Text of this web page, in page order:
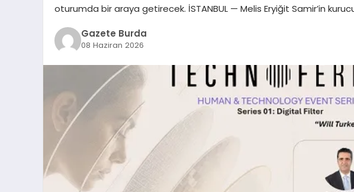
oturumda bir araya getirecek. İSTANBUL — Melis Eryiğit Samir’in
Gazete Burda
08 Haziran 2026